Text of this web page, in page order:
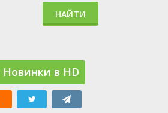
НАЙТИ
в HD